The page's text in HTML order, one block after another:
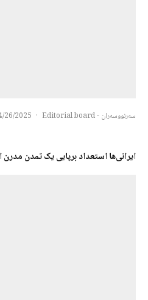
سەرنووسەران - Editorial board ·
26/2025
ایرانی‌ها استعداد برپایی یک تمدن مدرن